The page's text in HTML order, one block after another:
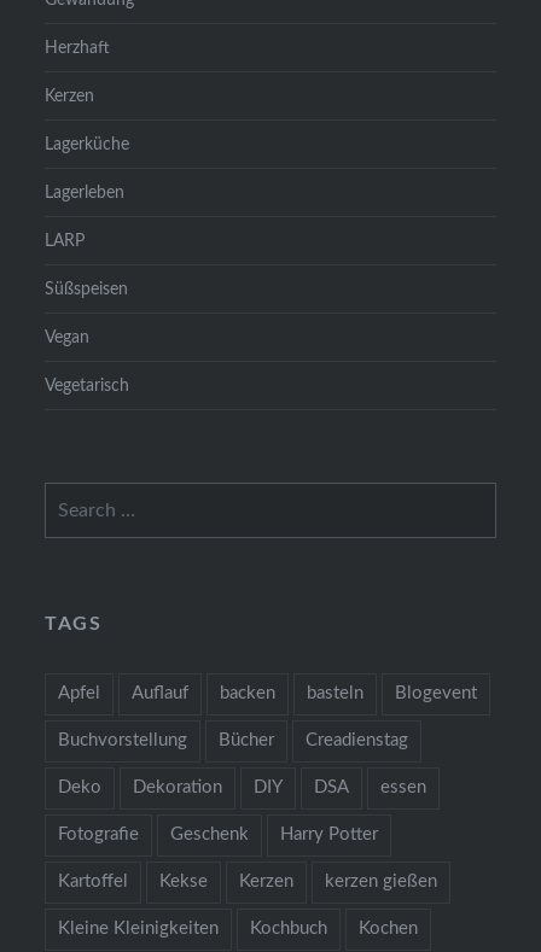
Herzhaft
Kerzen
Lagerküche
Lagerleben
LARP
Süßspeisen
Vegan
Vegetarisch
TAGS
Apfel Auflauf backen basteln Blogevent
Buchvorstellung Bücher Creadienstag
Deko Dekoration DIY DSA essen
Fotografie Geschenk Harry Potter
Kartoffel Kekse Kerzen kerzen gießen
Kleine Kleinigkeiten Kochbuch Kochen